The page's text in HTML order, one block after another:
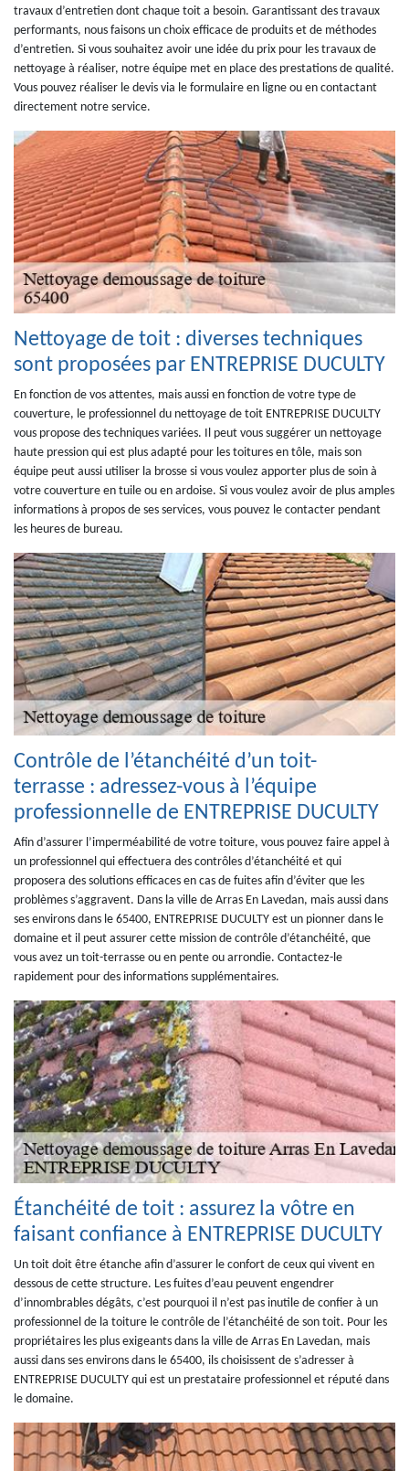
travaux d’entretien dont chaque toit a besoin. Garantissant des travaux
performants, nous faisons un choix efficace de produits et de méthodes
d’entretien. Si vous souhaitez avoir une idée du prix pour les travaux de
nettoyage à réaliser, notre équipe met en place des prestations de qualité.
Vous pouvez réaliser le devis via le formulaire en ligne ou en contactant
directement notre service.
Nettoyage de toit : diverses techniques
sont proposées par ENTREPRISE DUCULTY
En fonction de vos attentes, mais aussi en fonction de votre type de
couverture, le professionnel du nettoyage de toit ENTREPRISE DUCULTY
vous propose des techniques variées. Il peut vous suggérer un nettoyage
haute pression qui est plus adapté pour les toitures en tôle, mais son
équipe peut aussi utiliser la brosse si vous voulez apporter plus de soin à
votre couverture en tuile ou en ardoise. Si vous voulez avoir de plus amples
informations à propos de ses services, vous pouvez le contacter pendant
les heures de bureau.
Contrôle de l’étanchéité d’un toit-
terrasse : adressez-vous à l’équipe
professionnelle de ENTREPRISE DUCULTY
Afin d’assurer l’imperméabilité de votre toiture, vous pouvez faire appel à
un professionnel qui effectuera des contrôles d’étanchéité et qui
proposera des solutions efficaces en cas de fuites afin d’éviter que les
problèmes s’aggravent. Dans la ville de Arras En Lavedan, mais aussi dans
ses environs dans le 65400, ENTREPRISE DUCULTY est un pionner dans le
domaine et il peut assurer cette mission de contrôle d’étanchéité, que
vous avez un toit-terrasse ou en pente ou arrondie. Contactez-le
rapidement pour des informations supplémentaires.
Étanchéité de toit : assurez la vôtre en
faisant confiance à ENTREPRISE DUCULTY
Un toit doit être étanche afin d’assurer le confort de ceux qui vivent en
dessous de cette structure. Les fuites d’eau peuvent engendrer
d’innombrables dégâts, c’est pourquoi il n’est pas inutile de confier à un
professionnel de la toiture le contrôle de l’étanchéité de son toit. Pour les
propriétaires les plus exigeants dans la ville de Arras En Lavedan, mais
aussi dans ses environs dans le 65400, ils choisissent de s’adresser à
ENTREPRISE DUCULTY qui est un prestataire professionnel et réputé dans
le domaine.